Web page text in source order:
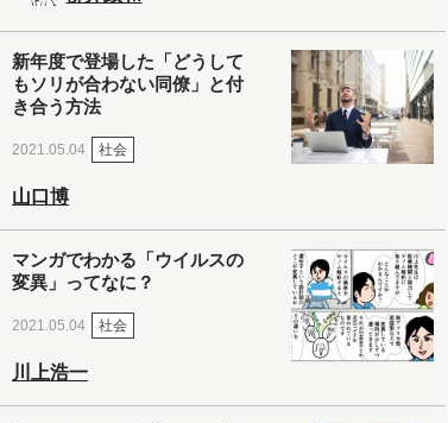
新年度で登場した「どうして
もソリが合わない同僚」と付
き合う方法
2021.05.04 社会
山口博
マンガでわかる「ウイルスの
変異」ってなに？
2021.05.04 社会
川上浩一